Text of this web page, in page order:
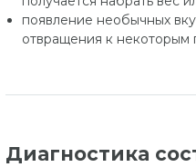
появление необычных
отвращения к некоторым
Диагностика